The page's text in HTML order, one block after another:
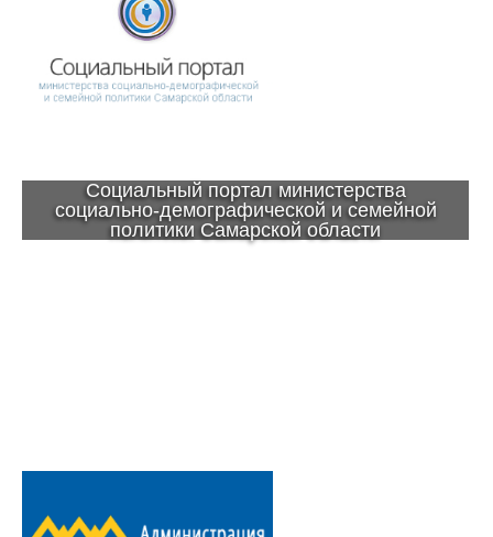
Социальный портал министерства
социально-демографической и семейной
политики Самарской области